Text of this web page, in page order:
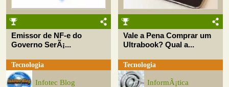
Emissor de NF-e do
Governo SerÃ¡...
Tecnologia
Infotec Blog
Vale a Pena Comprar um
Ultrabook? Qual a...
Tecnologia
InformÃ¡tica